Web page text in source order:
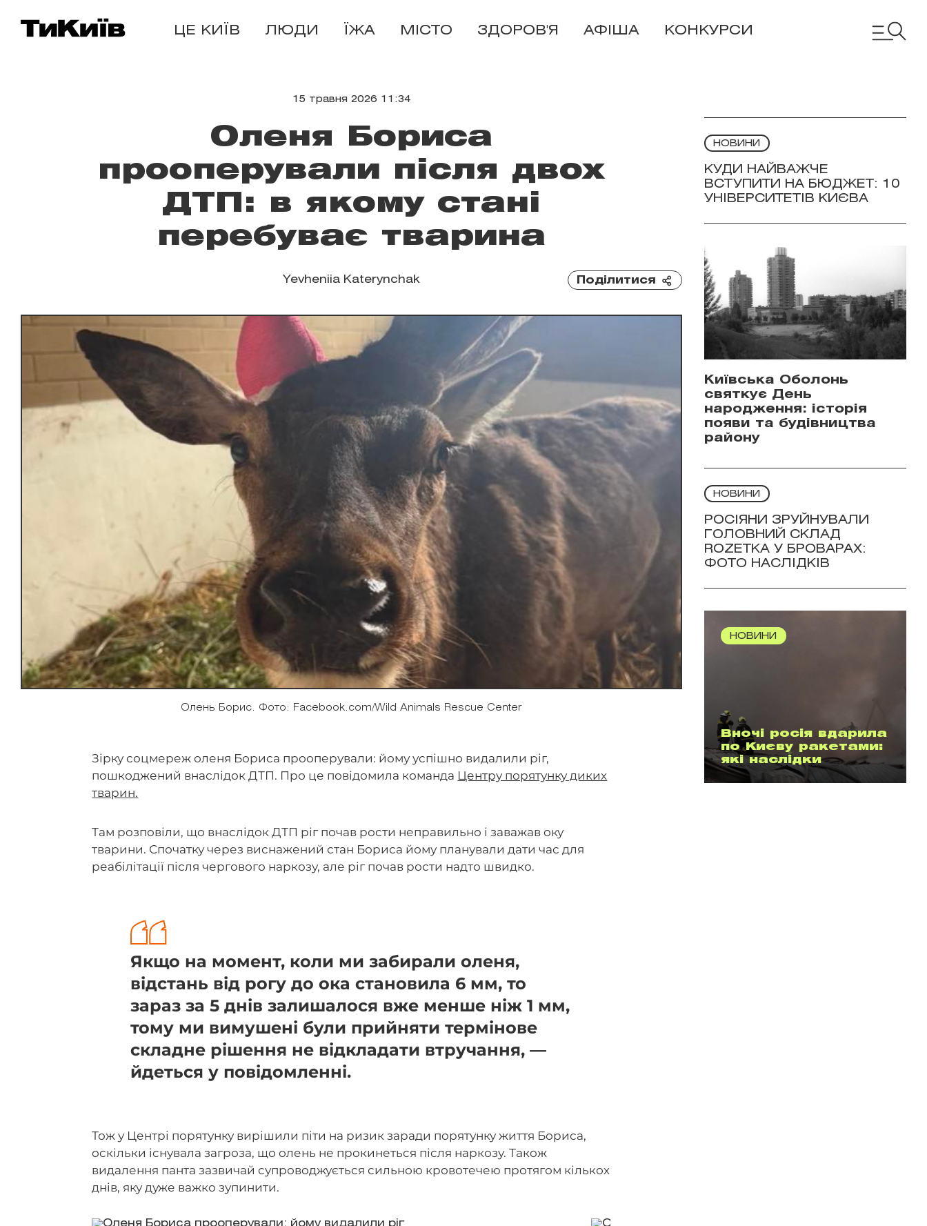
ЦЕ КИЇВ ЛЮДИ ЇЖА МІСТО ЗДОРОВ'Я АФІША КОНКУРСИ
15 травня 2026 11:34
Оленя Бориса
прооперували після двох
ДТП: в якому стані
перебуває тварина
Yevheniia Katerynchak Поділитися
Олень Борис. Фото: Facebook.com/Wild Animals Rescue Center
Зірку соцмереж оленя Бориса прооперували: йому успішно видалили ріг,
пошкоджений внаслідок ДТП. Про це повідомила команда Центру порятунку диких
тварин.
Там розповіли, що внаслідок ДТП ріг почав рости неправильно і заважав оку
тварини. Спочатку через виснажений стан Бориса йому планували дати час для
реабілітації після чергового наркозу, але ріг почав рости надто швидко.
Якщо на момент, коли ми забирали оленя,
відстань від рогу до ока становила 6 мм, то
зараз за 5 днів залишалося вже менше ніж 1 мм,
тому ми вимушені були прийняти термінове
складне рішення не відкладати втручання, —
йдеться у повідомленні.
Тож у Центрі порятунку вирішили піти на ризик заради порятунку життя Бориса,
оскільки існувала загроза, що олень не прокинеться після наркозу. Також
видалення панта зазвичай супроводжується сильною кровотечею протягом кількох
днів, яку дуже важко зупинити.
НОВИНИ
КУДИ НАЙВАЖЧЕ
ВСТУПИТИ НА БЮДЖЕТ: 10
УНІВЕРСИТЕТІВ КИЄВА
Київська Оболонь
святкує День
народження: історія
появи та будівництва
району
НОВИНИ
РОСІЯНИ ЗРУЙНУВАЛИ
ГОЛОВНИЙ СКЛАД
ROZETKA У БРОВАРАХ:
ФОТО НАСЛІДКІВ
НОВИНИ
Вночі росія вдарила
по Києву ракетами:
які наслідки